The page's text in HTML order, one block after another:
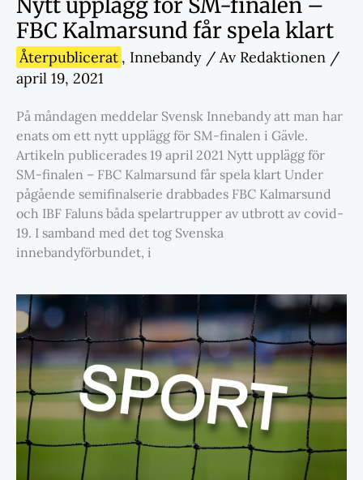
FBC Kalmarsund får spela klart
Återpublicerat , Innebandy / Av Redaktionen /
april 19, 2021
På måndagen meddelar Svensk Innebandy att man har
enats om ett nytt upplägg för SM-finalen i Gävle.
Artikeln publicerades 19 april 2021 Nytt upplägg för
SM-finalen – FBC Kalmarsund får spela klart Under
pågående semifinalserie drabbades FBC Kalmarsund
och IBF Faluns båda spelartrupper av utbrott av covid-
19. I samband med det tog Svenska
innebandyförbundet, i